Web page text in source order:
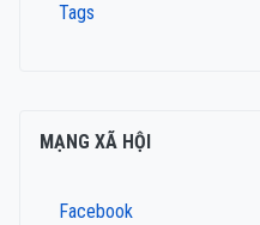
Tags
MẠNG XÃ HỘI
Facebook